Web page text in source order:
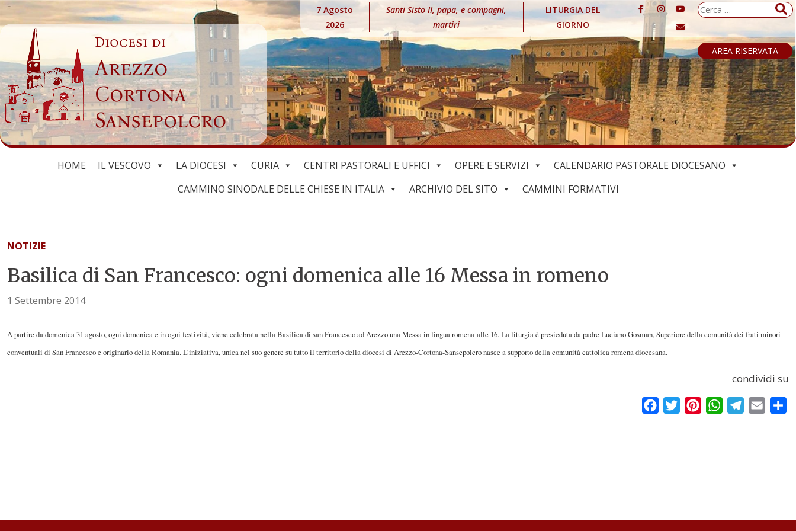
Skip
to
content
Diocesi di
Arezzo
Cortona
Sansepolcro
7 Agosto
2026
Santi Sisto II, papa, e compagni,
martiri
LITURGIA DEL
GIORNO
Ricerca
AREA RISERVATA
HOME IL VESCOVO LA DIOCESI CURIA CENTRI PASTORALI E UFFICI OPERE E SERVIZI
CALENDARIO PASTORALE DIOCESANO
CAMMINO SINODALE DELLE CHIESE IN ITALIA
ARCHIVIO DEL SITO CAMMINI FORMATIVI
NOTIZIE
Basilica di San Francesco: ogni domenica alle 16 Messa in romeno
1 Settembre 2014
A partire da domenica 31 agosto, ogni domenica e in ogni festività, viene celebrata nella Basilica di san Francesco ad Arezzo una Messa in lingua romena alle 16. La liturgia è presieduta da padre Luciano Gosman, Superiore della comunità dei frati minori
conventuali di San Francesco e originario della Romania. L’iniziativa, unica nel suo genere su tutto il territorio della diocesi di Arezzo-Cortona-Sansepolcro nasce a supporto della comunità cattolica romena diocesana.
condividi su
FacebookTwitterPinterestWhatsAppTelegram
Email